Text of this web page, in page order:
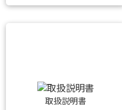
取扱説明書